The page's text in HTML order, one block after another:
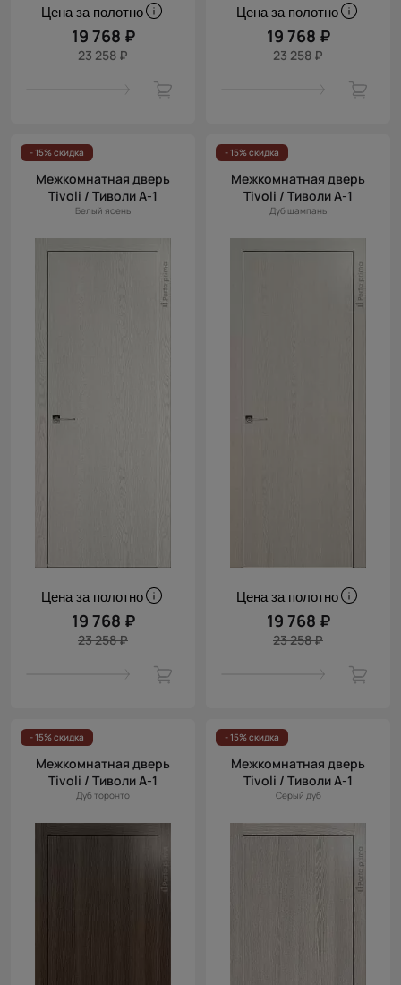
Цена за полотно
19 768 ₽
23 258 ₽
Цена за полотно
19 768 ₽
23 258 ₽
- 15% скидка
Межкомнатная дверь
Tivoli / Тиволи А-1
Белый ясень
Цена за полотно
19 768 ₽
23 258 ₽
- 15% скидка
Межкомнатная дверь
Tivoli / Тиволи А-1
Дуб шампань
Цена за полотно
19 768 ₽
23 258 ₽
- 15% скидка
Межкомнатная дверь
Tivoli / Тиволи А-1
Дуб торонто
- 15% скидка
Межкомнатная дверь
Tivoli / Тиволи А-1
Серый дуб